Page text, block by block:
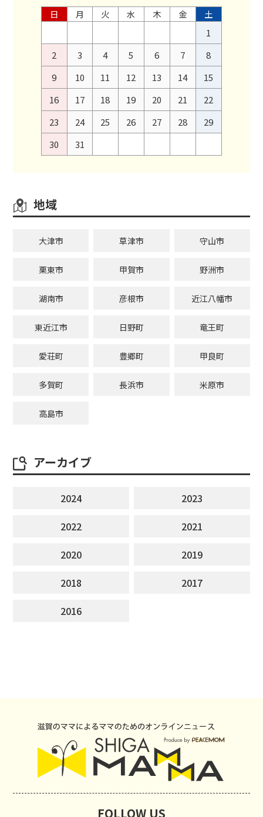
日 月 火 水 木 金
土
1
2
3 4 5 6 7
8
9
10 11 12 13 14
15
16
17 18 19 20 21
22
23
24 25 26 27 28
29
30
31
地域
大津市 草津市 守山市
栗東市 甲賀市 野洲市
湖南市 彦根市 近江八幡市
東近江市 日野町 竜王町
愛荘町 豊郷町 甲良町
多賀町 長浜市 米原市
高島市
アーカイブ
2024
2023
2022
2021
2020
2019
2018
2017
2016
FOLLOW US